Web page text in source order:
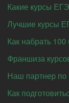
Какие курсы
Лучшие курсы
Как набрать
Франшиза
Наш партнер по
Как